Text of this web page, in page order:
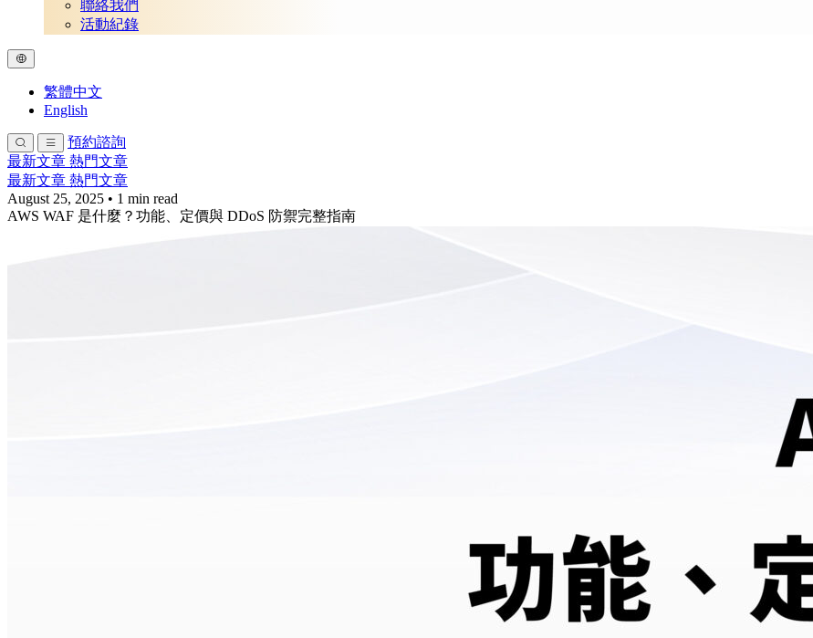
聯絡我們
活動紀錄
繁體中文
English
預約諮詢
最新文章 熱門文章
最新文章 熱門文章
August 25, 2025 • 1 min read
AWS WA​F ​是​什麼？​功能、​定​價​與​ DDo​S​ 防禦​完整​指南